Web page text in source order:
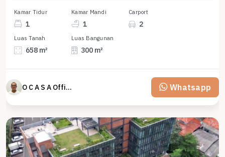
Kamar Tidur
1
Kamar Mandi
1
Carport
2
Luas Tanah
658 m²
Luas Bangunan
300 m²
O C A S A Official property perfected Whatsapp